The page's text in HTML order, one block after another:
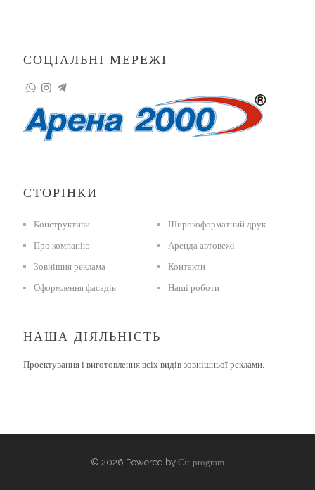
СОЦІАЛЬНІ МЕРЕЖІ
СТОРІНКИ
Конструктиви
Про компанію
Зовнішня реклама
Оформлення фасадів
Широкоформатний друк
Аренда автовежі
Контакти
Наші роботи
НАША ДІЯЛЬНІСТЬ
Проектування і виготовлення всіх видів зовнішньої реклами.
© 2026 Powered by Cit-program